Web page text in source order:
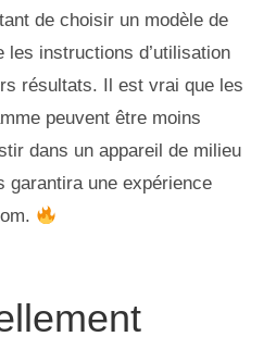
de choisir un modèle de
les instructions d’utilisation
résultats. Il est vrai que les
peuvent être moins
dans un appareil de milieu
garantira une expérience